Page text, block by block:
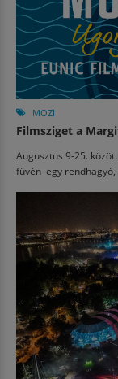
MOZI
Filmsziget a
Augusztus 9-25.
füvén egy